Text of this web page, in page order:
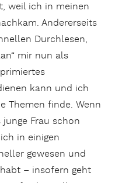
weil ich in meinen
Andererseits
Durchlesen,
mir nun als
kann und ich
Themen finde. Wenn
Frau schon
in einigen
gewesen und
– insofern geht